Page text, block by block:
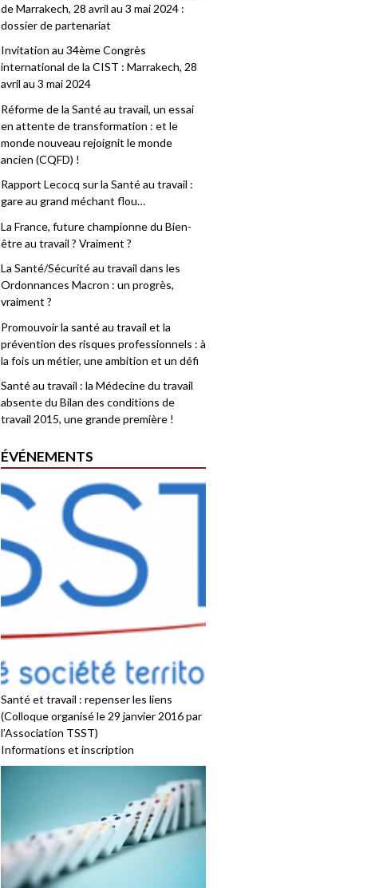
de Marrakech, 28 avril au 3 mai 2024 :
dossier de partenariat
Invitation au 34ème Congrès
international de la CIST : Marrakech, 28
avril au 3 mai 2024
Réforme de la Santé au travail, un essai
en attente de transformation : et le
monde nouveau rejoignit le monde
ancien (CQFD) !
Rapport Lecocq sur la Santé au travail :
gare au grand méchant flou…
La France, future championne du Bien-
être au travail ? Vraiment ?
La Santé/Sécurité au travail dans les
Ordonnances Macron : un progrès,
vraiment ?
Promouvoir la santé au travail et la
prévention des risques professionnels : à
la fois un métier, une ambition et un défi
Santé au travail : la Médecine du travail
absente du Bilan des conditions de
travail 2015, une grande première !
ÉVÉNEMENTS
Santé et travail : repenser les liens
(Colloque organisé le 29 janvier 2016 par
l’Association TSST)
Informations et inscription